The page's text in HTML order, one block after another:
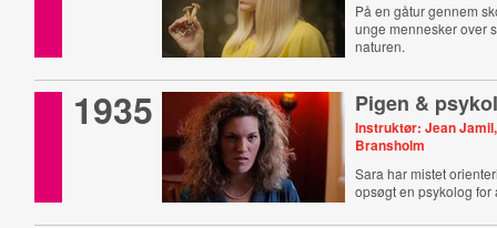
På en gåtur gennem
unge mennesker over
naturen.
1935 Pigen &
Instruktør: Jean
Bransholm
Sara har mistet
opsøgt en psykolog